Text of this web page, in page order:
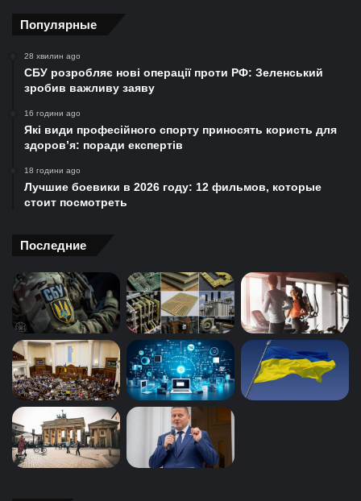
Популярные
28 хвилин ago
СБУ розробляє нові операції проти РФ: Зеленський
зробив важливу заяву
16 години ago
Які види професійного спорту приносять користь для
здоров’я: поради експертів
18 години ago
Лучшие боевики в 2026 году: 12 фильмов, которые
стоит посмотреть
Последние